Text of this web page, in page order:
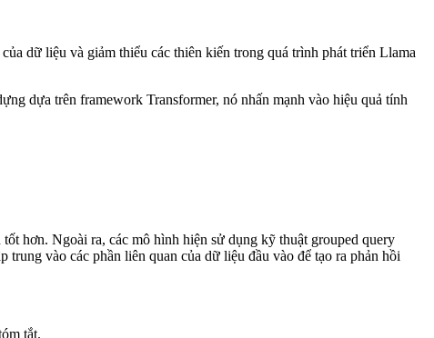
dữ liệu và giảm thiểu các thiên kiến trong quá trình phát triển Llama
dựa trên framework Transformer, nó nhấn mạnh vào hiệu quả tính
hơn. Ngoài ra, các mô hình hiện sử dụng kỹ thuật grouped query
vào các phần liên quan của dữ liệu đầu vào để tạo ra phản hồi
tắt.